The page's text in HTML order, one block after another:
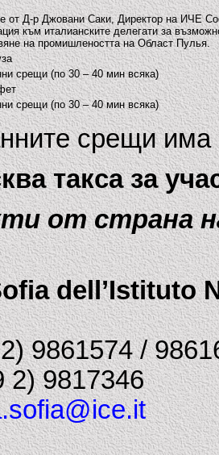
от Д-р Джовани Саки, Директор на ИЧЕ
към италианските делегати за
на промишлеността на Област Пулья.
срещи (по 30 – 40 мин всяка)
срещи (по 30 – 40 мин всяка)
срещи има
такса за
от страна
dell’Istituto
9861574 /
2) 9817346